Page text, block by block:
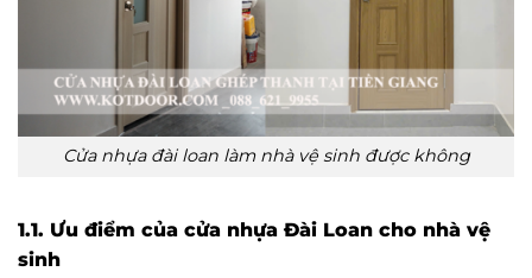
Cửa nhựa đài loan làm nhà vệ sinh được không
1.1. Ưu điểm của cửa nhựa Đài Loan cho nhà vệ
sinh